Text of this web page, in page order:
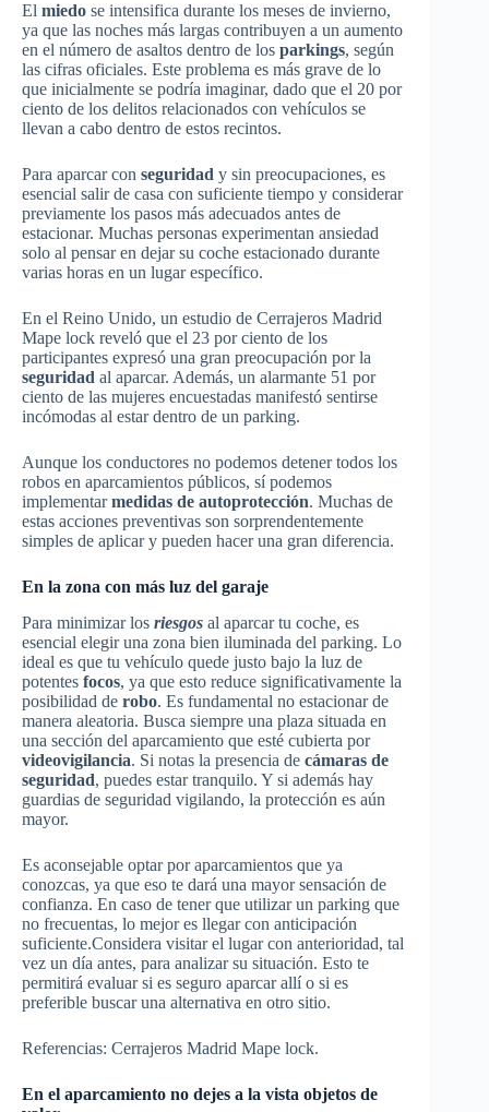
El miedo se intensifica durante los meses de invierno,
ya que las noches más largas contribuyen a un aumento
en el número de asaltos dentro de los parkings, según
las cifras oficiales. Este problema es más grave de lo
que inicialmente se podría imaginar, dado que el 20 por
ciento de los delitos relacionados con vehículos se
llevan a cabo dentro de estos recintos.
Para aparcar con seguridad y sin preocupaciones, es
esencial salir de casa con suficiente tiempo y considerar
previamente los pasos más adecuados antes de
estacionar. Muchas personas experimentan ansiedad
solo al pensar en dejar su coche estacionado durante
varias horas en un lugar específico.
En el Reino Unido, un estudio de Cerrajeros Madrid
Mape lock reveló que el 23 por ciento de los
participantes expresó una gran preocupación por la
seguridad al aparcar. Además, un alarmante 51 por
ciento de las mujeres encuestadas manifestó sentirse
incómodas al estar dentro de un parking.
Aunque los conductores no podemos detener todos los
robos en aparcamientos públicos, sí podemos
implementarmedidas de autoprotección. Muchas de
estas acciones preventivas son sorprendentemente
simples de aplicar y pueden hacer una gran diferencia.
En la zona con más luz del garaje
Para minimizar los riesgos al aparcar tu coche, es
esencial elegir una zona bien iluminada del parking. Lo
ideal es que tu vehículo quede justo bajo la luz de
potentes focos, ya que esto reduce significativamente la
posibilidad de robo. Es fundamental no estacionar de
manera aleatoria. Busca siempre una plaza situada en
una sección del aparcamiento que esté cubierta por
videovigilancia. Si notas la presencia de cámaras de
seguridad, puedes estar tranquilo. Y si además hay
guardias de seguridad vigilando, la protección es aún
mayor.
Es aconsejable optar por aparcamientos que ya
conozcas, ya que eso te dará una mayor sensación de
confianza. En caso de tener que utilizar un parking que
no frecuentas, lo mejor es llegar con anticipación
suficiente.Considera visitar el lugar con anterioridad, tal
vez un día antes, para analizar su situación. Esto te
permitirá evaluar si es seguro aparcar allí o si es
preferible buscar una alternativa en otro sitio.
Referencias: Cerrajeros Madrid Mape lock.
En el aparcamiento no dejes a la vista objetos de